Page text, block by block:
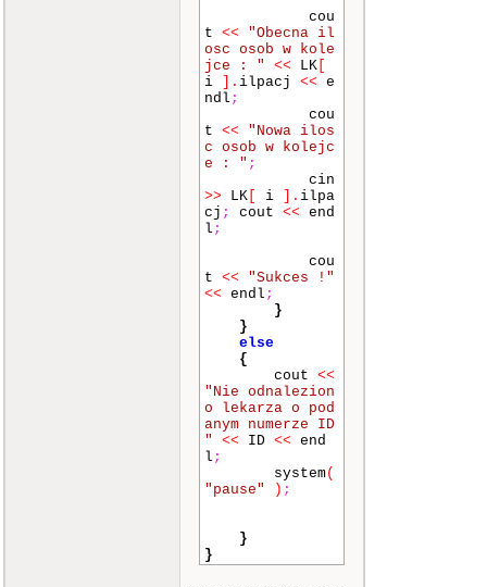
cout<<
"ID : ";
cin
indeks ] .I
D
cout<<
"Imie : "
cin >>
LK
indeks ] .im
ie ;
cout
cin >>
LK [indeks]
na
zwisko ;
cout
"Osrodek (miast
o) : ";
cin
LK
[ indeks ] . os
rodek ;
cout<<
"Specjalnosc :
"
cin
LK
indeks ].sp
ecjalnosc ;
"Ilosc pacjento
w w kolejce :
";
cou
t <<
"Obecna il
osc osob w kole
jce : "
<< LK [
i ] . ilpacj << e
ndl ;
cou
t <<
"Nowa ilos
c osob w kolejc
e : " ;
cin
>> LK [ i ] . ilpa
cj ; cout << end
l ;
cou
t <<
"Sukces !"
<< endl ;
}
}
else
{
cout <<
"Nie odnalezion
o lekarza o pod
anym numerze ID
"
<< ID << end
l ;
system(
"pause"
) ;
}
}